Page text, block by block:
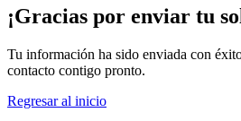
¡Gracias por enviar tu
Tu información ha sido enviada con
contacto contigo pronto.
Regresar al inicio